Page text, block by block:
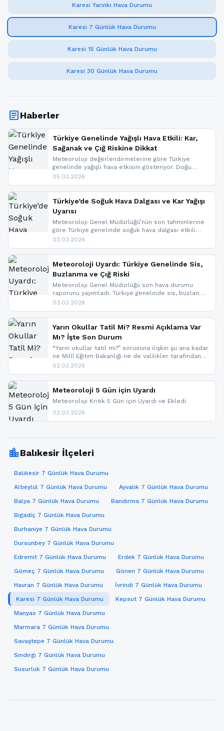
Karesi Yarınki Hava Durumu
Karesi 7 Günlük Hava Durumu
Karesi 15 Günlük Hava Durumu
Karesi 30 Günlük Hava Durumu
articleHaberler
Türkiye Genelinde Yağışlı Hava Etkili: Kar,
Sağanak ve Çığ Riskine Dikkat
Meteoroloji değerlendirmelerine göre Türkiye
genelinde yağışlı hava etkisini gösteriyor. Doğu
bölgelerinde kar yağışı beklenirken Marmara ve
ise çığ tehlikesi bulunuyor. İç kesimlerde sis ve pus
nedeniyle görüş mesafesinde azalma
yaşanabileceği belirtiliyor.
05.03.2026
Türkiye’de Soğuk Hava Dalgası ve Kar Yağışı
Uyarısı
Meteoroloji Genel Müdürlüğü’nün son tahminlerine
göre Türkiye genelinde soğuk hava dalgası etkili
oluyor. Birçok il için kar yağışı ve buzlanma uyarısı
03.03.2026
Meteoroloji Uyardı: Türkiye Genelinde Sis,
Buzlanma ve Çığ Riski
Meteoroloji Genel Müdürlüğü son hava durumu
raporunu yayımladı. Türkiye genelinde sis, buzlanma
ve don beklenirken Doğu Anadolu ve Doğu
yapıldı. İşte son dakika meteoroloji gelişmeleri.
03.03.2026
Yarın Okullar Tatil Mi? Resmi Açıklama Var
Mı? İşte Son Durum
“Yarın okullar tatil mi?” sorusuna ilişkin şu ana kadar
ne Millî Eğitim Bakanlığı ne de valilikler tarafından
yapılmış resmi bir tatil açıklaması bulunmamaktadır.
paylaşacağız. En hızlı şekilde haberdar olmak için
sitemizi takip edebilir ve bildirimleri açabilirsiniz.
02.03.2026
Meteoroloji 5 Gün için Uyardı
Meteoroloji Kritik 5 Gün için Uyardı ve Ekledi
02.03.2026
location_cityBalıkesir İlçeleri
Balıkesir 7 Günlük Hava Durumu
Altıeylül 7 Günlük Hava Durumu
Ayvalık 7 Günlük Hava Durumu
Balya 7 Günlük Hava Durumu
Bandırma 7 Günlük Hava Durumu
Bigadiç 7 Günlük Hava Durumu
Burhaniye 7 Günlük Hava Durumu
Dursunbey 7 Günlük Hava Durumu
Edremit 7 Günlük Hava Durumu
Erdek 7 Günlük Hava Durumu
Gömeç 7 Günlük Hava Durumu
Gönen 7 Günlük Hava Durumu
Havran 7 Günlük Hava Durumu
İvrindi 7 Günlük Hava Durumu
Karesi 7 Günlük Hava Durumu
Kepsut 7 Günlük Hava Durumu
Manyas 7 Günlük Hava Durumu
Marmara 7 Günlük Hava Durumu
Savaştepe 7 Günlük Hava Durumu
Sındırgı 7 Günlük Hava Durumu
Susurluk 7 Günlük Hava Durumu